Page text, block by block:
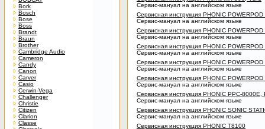
Bork
Bosch
Bose
Boss
Brandt
Braun
Brother
Cambridge Audio
Cameron
Candy
Canon
Carver
Casio
Cerwin-Vega
Challenger
Christie
Citizen
Clarion
Classe
Сервис-мануал на английском языке
Сервисная инструкция PHONIC
Сервис-мануал на английском языке
Сервисная инструкция PHONIC
Сервис-мануал на английском языке
Сервисная инструкция PHONIC
Сервис-мануал на английском языке
Сервисная инструкция PHONIC POWERPOD
Сервис-мануал на английском языке
Сервисная инструкция PHONIC POWERPOD
Сервис-мануал на английском языке
Сервисная инструкция PHONIC PPC-8000E,
Сервис-мануал на английском языке
Сервисная инструкция PHONIC SONIC
Сервис-мануал на английском языке
Сервисная инструкция PHONIC T8100